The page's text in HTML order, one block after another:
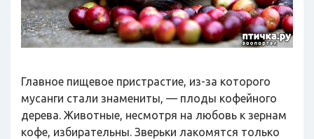
Главное пищевое пристрастие, из-за которого
мусанги стали знамениты, — плоды кофейного
дерева. Животные, несмотря на любовь к зернам
кофе, избирательны. Зверьки лакомятся только